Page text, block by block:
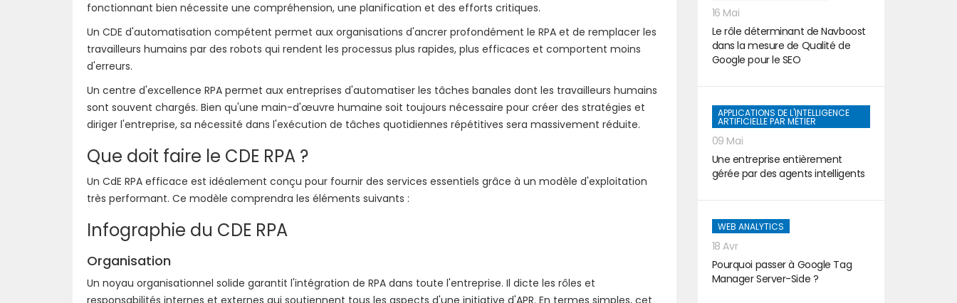
fonctionnant bien nécessite une compréhension, une planification et des efforts critiques.
Un CDE d'automatisation compétent permet aux organisations d'ancrer profondément le RPA et de remplacer les
travailleurs humains par des robots qui rendent les processus plus rapides, plus efficaces et comportent moins
d'erreurs.
Un centre d'excellence RPA permet aux entreprises d'automatiser les tâches banales dont les travailleurs humains
sont souvent chargés. Bien qu'une main-d'œuvre humaine soit toujours nécessaire pour créer des stratégies et
diriger l'entreprise, sa nécessité dans l'exécution de tâches quotidiennes répétitives sera massivement réduite.
Que doit faire le CDE RPA ?
Un CdE RPA efficace est idéalement conçu pour fournir des services essentiels grâce à un modèle d'exploitation
très performant. Ce modèle comprendra les éléments suivants :
Infographie du CDE RPA
Organisation
Un noyau organisationnel solide garantit l'intégration de RPA dans toute l'entreprise. Il dicte les rôles et
responsabilités internes et externes qui soutiennent tous les aspects d'une initiative d'APR. En termes simples, cet
16 Mai
Le rôle déterminant de Navboost
dans la mesure de Qualité de
Google pour le SEO
APPLICATIONS DE L'INTELLIGENCE
ARTIFICIELLE PAR MÉTIER
09 Mai
Une entreprise entièrement
gérée par des agents intelligents
WEB ANALYTICS
18 Avr
Pourquoi passer à Google Tag
Manager Server-Side ?